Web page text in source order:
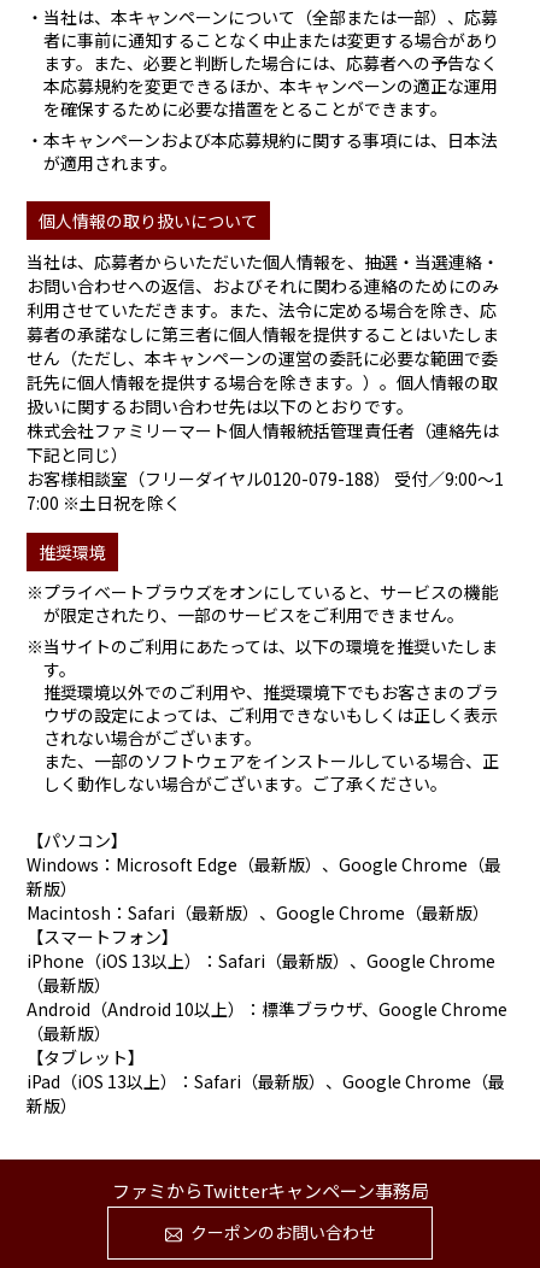
・当社は、本キャンペーンについて（全部または一部）、応募
者に事前に通知することなく中止または変更する場合があり
ます。また、必要と判断した場合には、応募者への予告なく
本応募規約を変更できるほか、本キャンペーンの適正な運用
を確保するために必要な措置をとることができます。
・本キャンペーンおよび本応募規約に関する事項には、日本法
が適用されます。
個人情報の取り扱いについて
当社は、応募者からいただいた個人情報を、抽選・当選連絡・
お問い合わせへの返信、およびそれに関わる連絡のためにのみ
利用させていただきます。また、法令に定める場合を除き、応
募者の承諾なしに第三者に個人情報を提供することはいたしま
せん（ただし、本キャンペーンの運営の委託に必要な範囲で委
託先に個人情報を提供する場合を除きます。）。個人情報の取
扱いに関するお問い合わせ先は以下のとおりです。
株式会社ファミリーマート個人情報統括管理責任者（連絡先は
下記と同じ）
お客様相談室（フリーダイヤル0120-079-188） 受付／9:00～1
7:00 ※土日祝を除く
推奨環境
※プライベートブラウズをオンにしていると、サービスの機能
が限定されたり、一部のサービスをご利用できません。
※当サイトのご利用にあたっては、以下の環境を推奨いたしま
す。
推奨環境以外でのご利用や、推奨環境下でもお客さまのブラ
ウザの設定によっては、ご利用できないもしくは正しく表示
されない場合がございます。
また、一部のソフトウェアをインストールしている場合、正
しく動作しない場合がございます。ご了承ください。
【パソコン】
Windows：Microsoft Edge（最新版）、Google Chrome（最
新版）
Macintosh：Safari（最新版）、Google Chrome（最新版）
【スマートフォン】
iPhone（iOS 13以上）：Safari（最新版）、Google Chrome
（最新版）
Android（Android 10以上）：標準ブラウザ、Google Chrome
（最新版）
【タブレット】
iPad（iOS 13以上）：Safari（最新版）、Google Chrome（最
新版）
ファミからTwitterキャンペーン事務局
クーポンのお問い合わせ